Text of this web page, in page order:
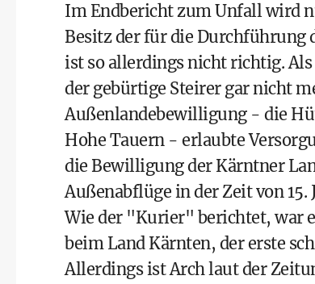
Im Endbericht zum Unfall wird
Besitz der für die Durchführung
ist so allerdings nicht richtig.
der gebürtige Steirer gar nicht
Außenlandebewilligung - die
Hohe Tauern - erlaubte
die Bewilligung der Kärntner
Außenabflüge in der Zeit von 15.
Wie der "Kurier" berichtet, war
beim Land Kärnten, der erste
Allerdings ist Arch laut der